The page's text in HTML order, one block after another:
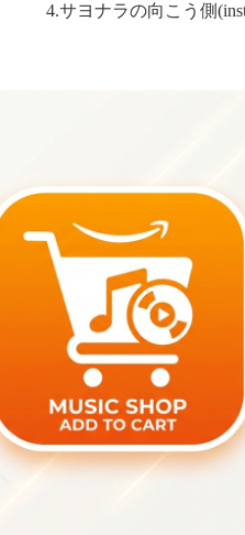
4.サヨナラの向こう側